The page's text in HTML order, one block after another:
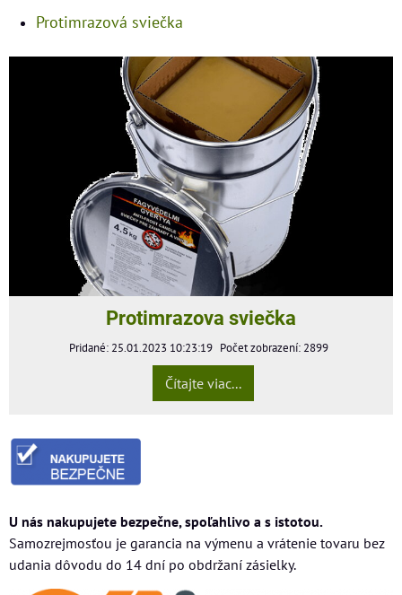
Protimrazová sviečka
Protimrazova sviečka
Pridané: 25.01.2023 10:23:19 Počet zobrazení: 2899
Čítajte viac...
U nás nakupujete bezpečne, spoľahlivo a s istotou.
Samozrejmosťou je garancia na výmenu a vrátenie tovaru bez
udania dôvodu do 14 dní po obdržaní zásielky.